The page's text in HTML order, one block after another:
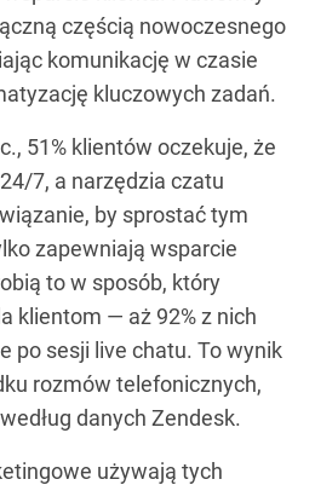
częścią nowoczesnego
komunikację w czasie
kluczowych zadań.
51% klientów oczekuje, że
7, a narzędzia czatu
by sprostać tym
zapewniają wsparcie
to w sposób, który
klientom — aż 92% z nich
po sesji live chatu. To wynik
rozmów telefonicznych,
danych Zendesk.
używają tych